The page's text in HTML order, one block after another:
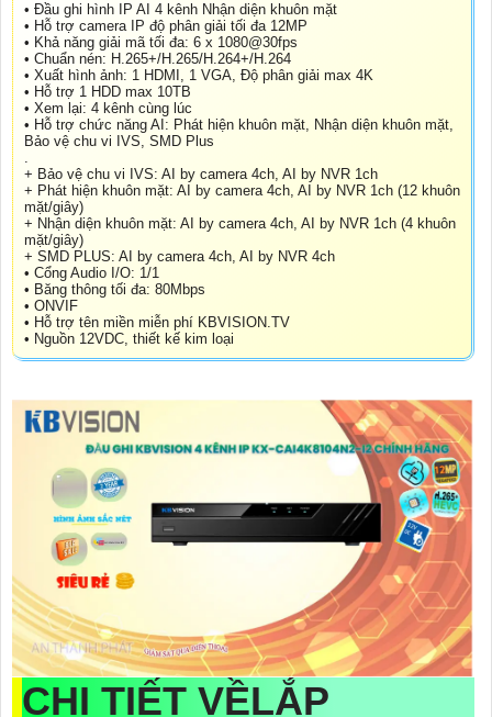
• Đầu ghi hình IP AI 4 kênh Nhận diện khuôn mặt
• Hỗ trợ camera IP độ phân giải tối đa 12MP
• Khả năng giải mã tối đa: 6 x 1080@30fps
• Chuẩn nén: H.265+/H.265/H.264+/H.264
• Xuất hình ảnh: 1 HDMI, 1 VGA, Độ phân giải max 4K
• Hỗ trợ 1 HDD max 10TB
• Xem lại: 4 kênh cùng lúc
• Hỗ trợ chức năng AI: Phát hiện khuôn mặt, Nhận diện khuôn mặt,
Bảo vệ chu vi IVS, SMD Plus
.
+ Bảo vệ chu vi IVS: AI by camera 4ch, AI by NVR 1ch
+ Phát hiện khuôn mặt: AI by camera 4ch, AI by NVR 1ch (12 khuôn
mặt/giây)
+ Nhận diện khuôn mặt: AI by camera 4ch, AI by NVR 1ch (4 khuôn
mặt/giây)
+ SMD PLUS: AI by camera 4ch, AI by NVR 4ch
• Cổng Audio I/O: 1/1
• Băng thông tối đa: 80Mbps
• ONVIF
• Hỗ trợ tên miền miễn phí KBVISION.TV
• Nguồn 12VDC, thiết kế kim loại
CHI TIẾT VỀLẮP